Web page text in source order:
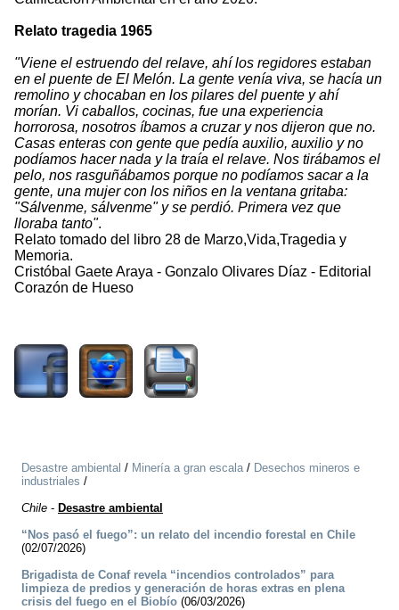
Relato tragedia 1965
"Viene el estruendo del relave, ahí los regidores estaban
en el puente de El Melón. La gente venía viva, se hacía un
remolino y chocaban en los pilares del puente y ahí
morían. Vi caballos, cocinas, fue una experiencia
horrorosa, nosotros íbamos a cruzar y nos dijeron que no.
Casas enteras con gente que pedía auxilio, auxilio y no
podíamos hacer nada y la traía el relave. Nos tirábamos el
pelo, nos rasguñábamos porque no podíamos sacar a la
gente, una mujer con los niños en la ventana gritaba:
"Sálvenme, sálvenme" y se perdió. Primera vez que
lloraba tanto".
Relato tomado del libro 28 de Marzo,Vida,Tragedia y
Memoria.
Cristóbal Gaete Araya - Gonzalo Olivares Díaz - Editorial
Corazón de Hueso
Desastre ambiental / Minería a gran escala/ Desechos mineros e
industriales /
Chile - Desastre ambiental
“Nos pasó el fuego”: un relato del incendio forestal en Chile
(02/07/2026)
Brigadista de Conaf revela “incendios controlados” para
limpieza de predios y generación de horas extras en plena
crisis del fuego en el Biobío (06/03/2026)